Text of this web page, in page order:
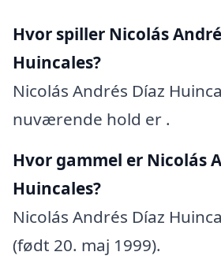
Hvor spiller Nicolás
Huincales?
Nicolás Andrés Díaz
nuværende hold er .
Hvor gammel er Nicolás
Huincales?
Nicolás Andrés Díaz
(født 20. maj 1999).